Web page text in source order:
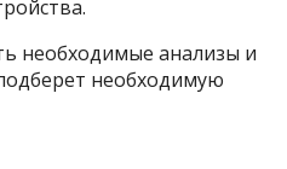
необходимые анализы и
необходимую